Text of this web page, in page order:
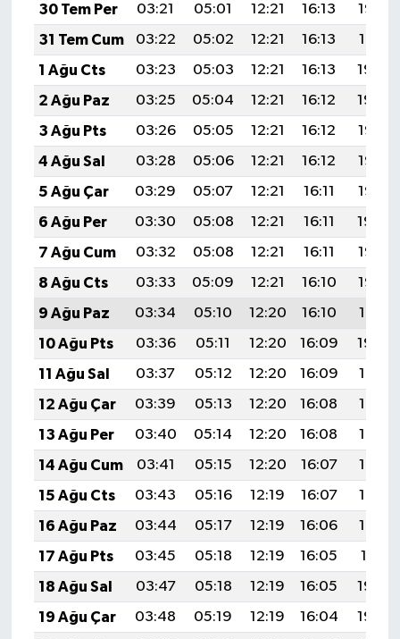
30 Tem Per
03:21 05:01 12:21 16:13
19:32
31 Tem Cum
03:22 05:02 12:21 16:13
19:31
1 Ağu Cts
03:23 05:03 12:21 16:13
19:30
2 Ağu Paz
03:25 05:04 12:21 16:12
19:29
3 Ağu Pts
03:26 05:05 12:21 16:12
19:27
4 Ağu Sal
03:28 05:06 12:21 16:12
19:26
5 Ağu Çar
03:29 05:07 12:21 16:11
19:25
6 Ağu Per
03:30 05:08 12:21 16:11
19:24
7 Ağu Cum
03:32 05:08 12:21 16:11
19:23
8 Ağu Cts
03:33 05:09 12:21 16:10
19:22
9 Ağu Paz
03:34 05:10 12:20 16:10
19:21
10 Ağu Pts
03:36 05:11 12:20 16:09
19:20
11 Ağu Sal
03:37 05:12 12:20 16:09
19:18
12 Ağu Çar
03:39 05:13 12:20 16:08
19:17
13 Ağu Per
03:40 05:14 12:20 16:08
19:16
14 Ağu Cum
03:41 05:15 12:20 16:07
19:15
15 Ağu Cts
03:43 05:16 12:19 16:07
19:13
16 Ağu Paz
03:44 05:17 12:19 16:06
19:12
17 Ağu Pts
03:45 05:18 12:19 16:05
19:11
18 Ağu Sal
03:47 05:18 12:19 16:05
19:09
19 Ağu Çar
03:48 05:19 12:19 16:04
19:08